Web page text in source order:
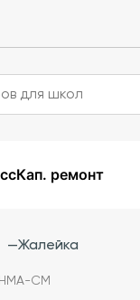
Кап. ремонт
—Жалейка
CM